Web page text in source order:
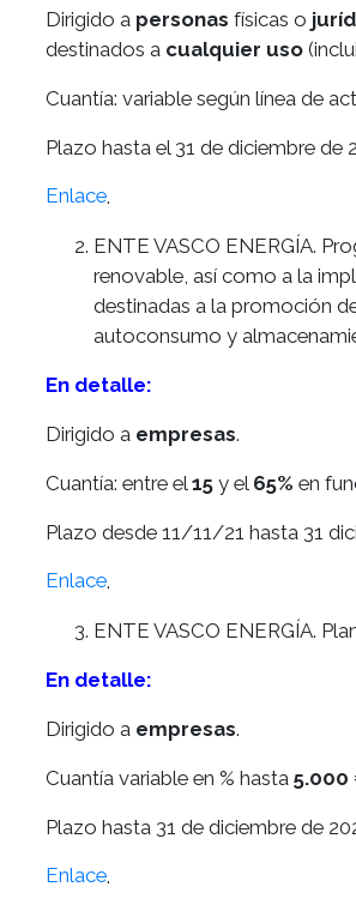
Dirigido a personas físicas o
destinados a cualquier uso
Cuantía: variable según línea de
Plazo hasta el 31 de diciembre de
Enlace.
ENTE VASCO ENERGÍA.
renovable, así como a la
destinadas a la promoción
autoconsumo y
En detalle:
Dirigido a empresas.
Cuantía: entre el 15y el 65% en
Plazo desde 11/11/21 hasta 31
Enlace.
ENTE VASCO ENERGÍA.
En detalle:
Dirigido a empresas.
Cuantía variable en % hasta 5.000
Plazo hasta 31 de diciembre de
Enlace.